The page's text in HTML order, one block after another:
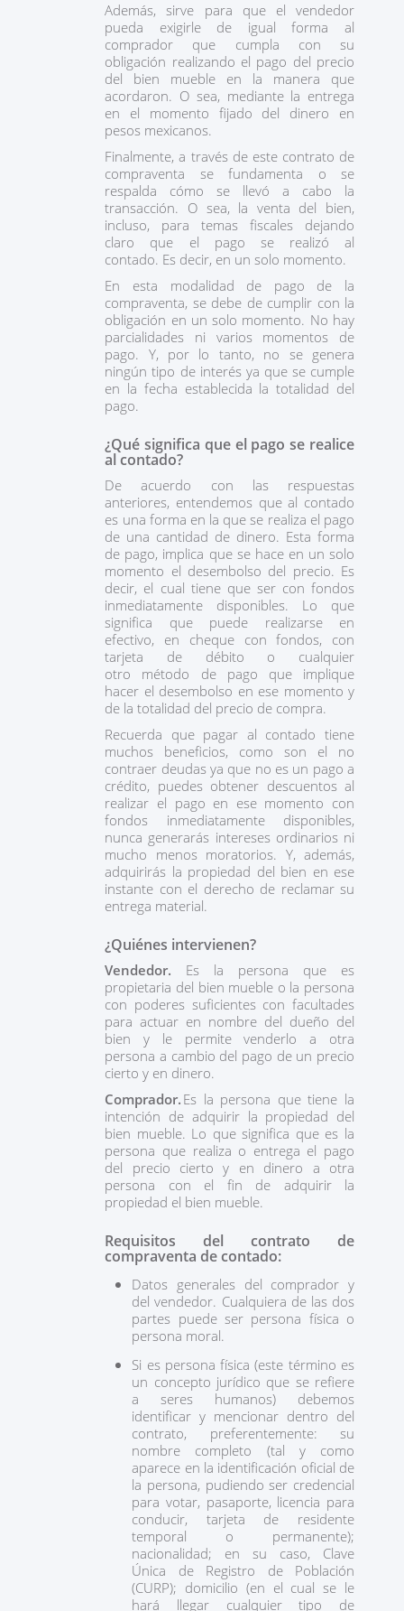
Además, sirve para que el vendedor
pueda exigirle de igual forma al
comprador que cumpla con su
obligación realizando el pago del precio
del bien mueble en la manera que
acordaron. O sea, mediante la entrega
en el momento fijado del dinero en
pesos mexicanos.
Finalmente, a través de este contrato de
compraventa se fundamenta o se
respalda cómo se llevó a cabo la
transacción. O sea, la venta del bien,
incluso, para temas fiscales dejando
claro que el pago se realizó al
contado. Es decir, en un solo momento.
En esta modalidad de pago de la
compraventa, se debe de cumplir con la
obligación en un solo momento. No hay
parcialidades ni varios momentos de
pago. Y, por lo tanto, no se genera
ningún tipo de interés ya que se cumple
en la fecha establecida la totalidad del
pago.
¿Qué significa que el pago se realice
al contado?
De acuerdo con las respuestas
anteriores, entendemos que al contado
es una forma en la que se realiza el pago
de una cantidad de dinero. Esta forma
de pago, implica que se hace en un solo
momento el desembolso del precio. Es
decir, el cual tiene que ser con fondos
inmediatamente disponibles. Lo que
significa que puede realizarse en
efectivo, en cheque con fondos, con
tarjeta de débito o cualquier
otro método de pago que implique
hacer el desembolso en ese momento y
de la totalidad del precio de compra.
Recuerda que pagar al contado tiene
muchos beneficios, como son el no
contraer deudas ya que no es un pago a
crédito, puedes obtener descuentos al
realizar el pago en ese momento con
fondos inmediatamente disponibles,
nunca generarás intereses ordinarios ni
mucho menos moratorios. Y, además,
adquirirás la propiedad del bien en ese
instante con el derecho de reclamar su
entrega material.
¿Quiénes intervienen?
Vendedor. Es la persona que es
propietaria del bien mueble o la persona
con poderes suficientes con facultades
para actuar en nombre del dueño del
bien y le permite venderlo a otra
persona a cambio del pago de un precio
cierto y en dinero.
Comprador. Es la persona que tiene la
intención de adquirir la propiedad del
bien mueble. Lo que significa que es la
persona que realiza o entrega el pago
del precio cierto y en dinero a otra
persona con el fin de adquirir la
propiedad el bien mueble.
Requisitos del contrato de
compraventa de contado:
Datos generales del comprador y
del vendedor. Cualquiera de las dos
partes puede ser persona física o
persona moral.
Si es persona física (este término es
un concepto jurídico que se refiere
a seres humanos) debemos
identificar y mencionar dentro del
contrato, preferentemente: su
nombre completo (tal y como
aparece en la identificación oficial de
la persona, pudiendo ser credencial
para votar, pasaporte, licencia para
conducir, tarjeta de residente
temporal o permanente);
nacionalidad; en su caso, Clave
Única de Registro de Población
(CURP); domicilio (en el cual se le
hará llegar cualquier tipo de